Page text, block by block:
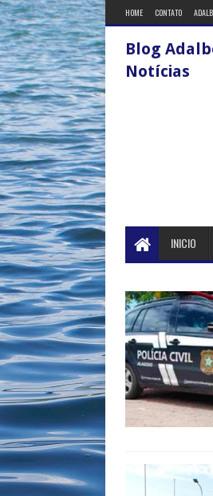
HOME CONTATO
Blog
Notícias
INICIO